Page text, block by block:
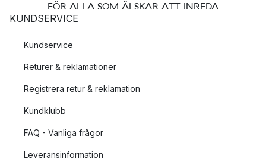
FÖR ALLA SOM ÄLSKAR ATT INREDA
KUNDSERVICE
Kundservice
Returer & reklamationer
Registrera retur & reklamation
Kundklubb
FAQ - Vanliga frågor
Leveransinformation